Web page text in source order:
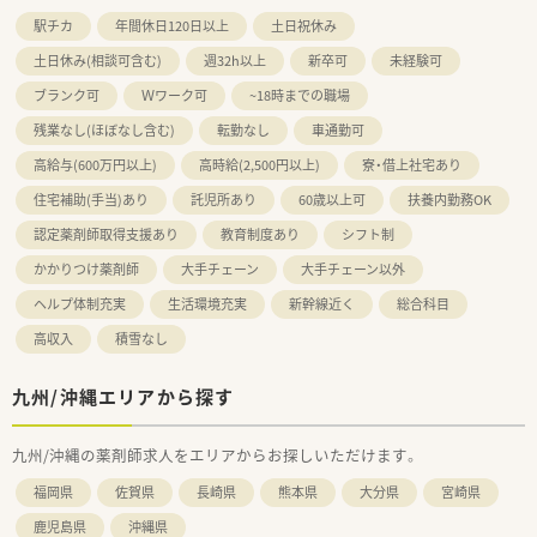
駅チカ 年間休日120日以上
土日祝休み
土日休み(相談可含む)
週32h以上 新卒可
未経験可
ブランク可
Ｗワーク可
~18時までの職場
残業なし(ほぼなし含む)
転勤なし
車通勤可
高給与(600万円以上)
高時給(2,500円以上)
寮・借上社宅あり
住宅補助(手当)あり
託児所あり 60歳以上可
扶養内勤務OK
認定薬剤師取得支援あり
教育制度あり
シフト制
かかりつけ薬剤師
大手チェーン
大手チェーン以外
ヘルプ体制充実
生活環境充実 新幹線近く
総合科目
高収入
積雪なし
九州/沖縄エリアから探す
九州/沖縄の薬剤師求人をエリアからお探しいただけます。
福岡県 佐賀県 長崎県 熊本県 大分県
宮崎県
鹿児島県
沖縄県